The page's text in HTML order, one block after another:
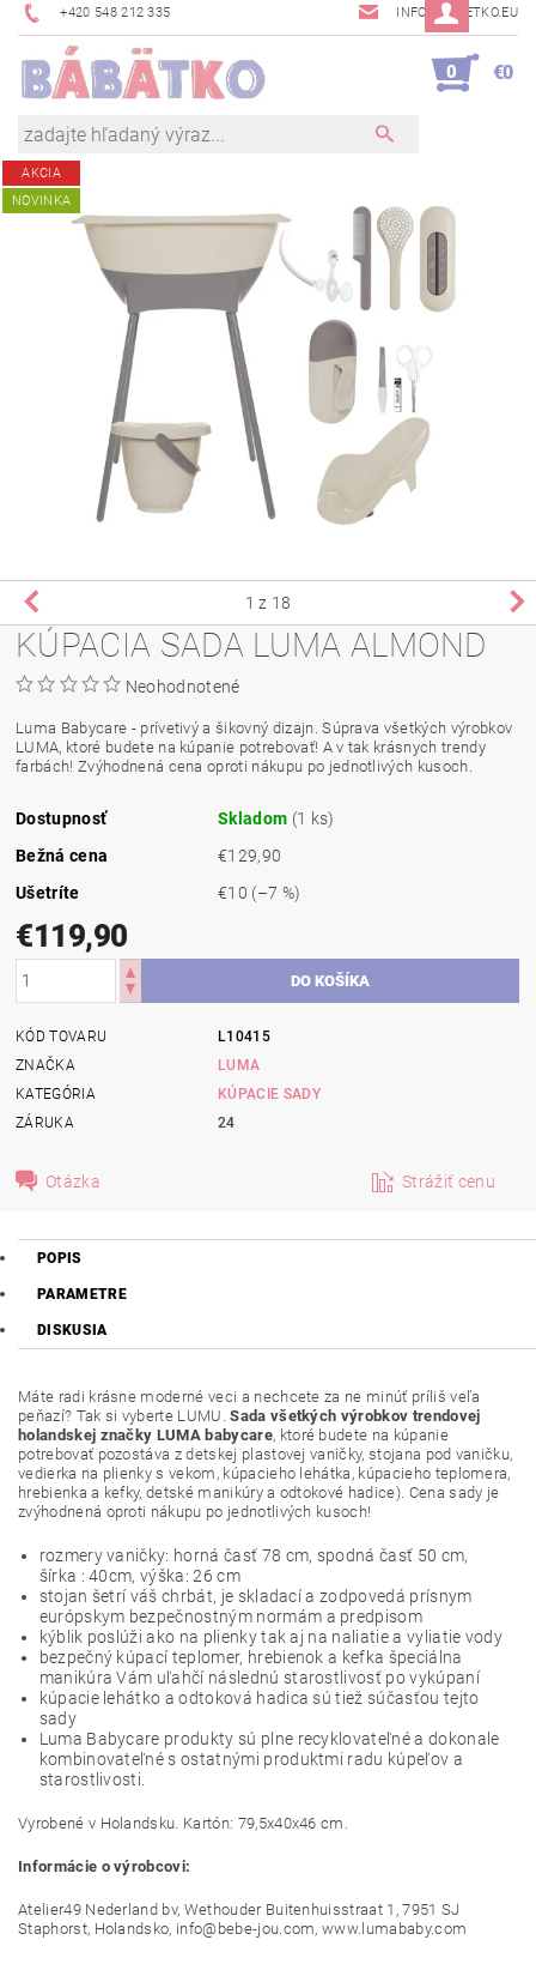
+420 548 212 335 INFO@BABETKO.EU
0 €0
AKCIA
NOVINKA
1 z 18
KÚPACIA SADA LUMA ALMOND
Neohodnotené
Luma Babycare - prívetivý a šikovný dizajn. Súprava všetkých výrobkov
LUMA, ktoré budete na kúpanie potrebovať! A v tak krásnych trendy
farbách! Zvýhodnená cena oproti nákupu po jednotlivých kusoch.
Dostupnosť Skladom (1 ks)
Bežná cena
€129,90
Ušetríte
€10 (–7 %)
€119,90
KÓD TOVARU
L10415
ZNAČKA
LUMA
KATEGÓRIA
KÚPACIE SADY
ZÁRUKA
24
Otázka Strážiť cenu
POPIS
PARAMETRE
DISKUSIA
Máte radi krásne moderné veci a nechcete za ne minúť príliš veľa
peňazí? Tak si vyberte LUMU. Sada všetkých výrobkov trendovej
holandskej značky LUMA babycare, ktoré budete na kúpanie
potrebovať pozostáva z detskej plastovej vaničky, stojana pod vaničku,
vedierka na plienky s vekom, kúpacieho lehátka, kúpacieho teplomera,
hrebienka a kefky, detské manikúry a odtokové hadice). Cena sady je
zvýhodnená oproti nákupu po jednotlivých kusoch!
rozmery vaničky: horná časť 78 cm, spodná časť 50 cm,
šírka : 40cm, výška: 26 cm
stojan šetrí váš chrbát, je skladací a zodpovedá prísnym
európskym bezpečnostným normám a predpisom
kýblik poslúži ako na plienky tak aj na naliatie a vyliatie vody
bezpečný kúpací teplomer, hrebienok a kefka špeciálna
manikúra Vám uľahčí následnú starostlivosť po vykúpaní
kúpacie lehátko a odtoková hadica sú tiež súčasťou tejto
sady
Luma Babycare produkty sú plne recyklovateľné a dokonale
kombinovateľné s ostatnými produktmi radu kúpeľov a
starostlivosti.
Vyrobené v Holandsku. Kartón: 79,5x40x46 cm.
Informácie o výrobcovi:
Atelier49 Nederland bv, Wethouder Buitenhuisstraat 1, 7951 SJ
Staphorst, Holandsko, info@bebe-jou.com, www.lumababy.com